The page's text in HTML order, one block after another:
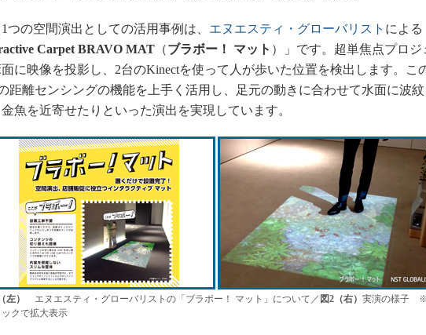
の空間演出としての活用事例は、 エヌエスティ・グローバリスト による
Carpet BRAVO MAT （ブラボー！ マット ）」です。超単焦点プロジ
に映像を投影し、2台のKinectを使って人が歩いた位置を検出します。こ
距離センシングの機能を上手く活用し、足元の動きに合わせて水面に波
魚を近寄せたりといった演出を実現しています。
左） エヌエスティ・グローバリストの「ブラボー！ マット」について／ 図2（右） 実演の様子
ックで拡大表示